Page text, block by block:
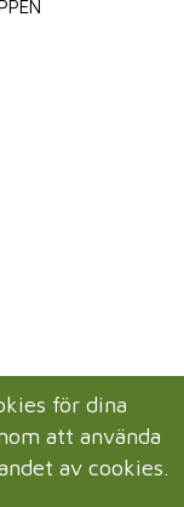
för dina
att använda
av cookies.